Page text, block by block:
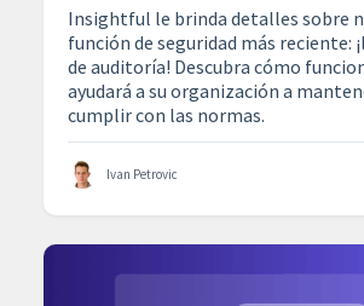
Insightful le brinda detalles sobre
función de seguridad más reciente:
de auditoría! Descubra cómo
ayudará a su organización a
cumplir con las normas.
Ivan Petrovic